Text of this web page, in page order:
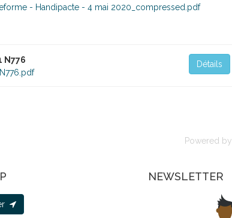
- Handipacte - 4 mai 2020_compressed.pdf
N776
Détails
Powered by
NEWSLETTER